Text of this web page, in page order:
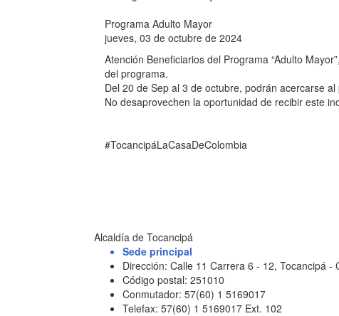
Programa Adulto Mayor
jueves, 03 de octubre de 2024
Atención Beneficiarios del Programa “Adulto
del programa.
Del 20 de Sep al 3 de octubre, podrán acercarse al
No desaprovechen la oportunidad de recibir este
#TocancipáLaCasaDeColombia
Alcaldía de Tocancipá
Sede principal
Dirección: Calle 11 Carrera 6 - 12, Tocancipá -
Código postal: 251010
Conmutador: 57(60) 1 5169017
Telefax: 57(60) 1 5169017 Ext. 102